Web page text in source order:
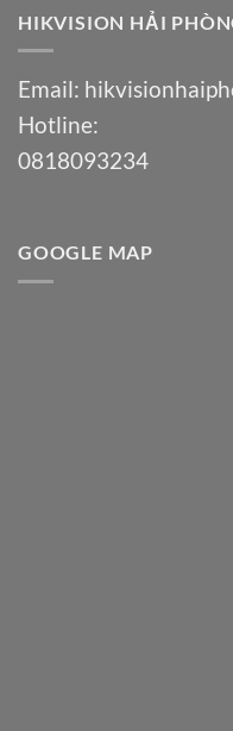
HIKVISION HẢI
Email:
Hotline:
0818093234
GOOGLE MAP